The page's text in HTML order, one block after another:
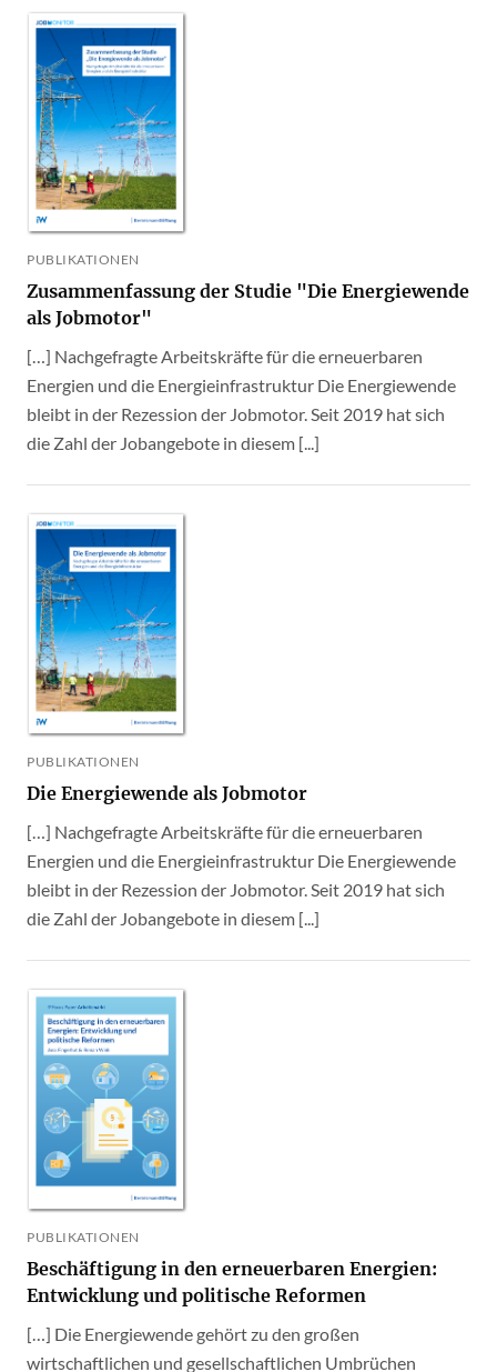
PUBLIKATIONEN
Zusammenfassung der Studie "Die Energiewende
als Jobmotor"
[…] Nachgefragte Arbeitskräfte für die erneuerbaren
Energien und die Energieinfrastruktur Die Energiewende
bleibt in der Rezession der Jobmotor. Seit 2019 hat sich
die Zahl der Jobangebote in diesem [...]
PUBLIKATIONEN
Die Energiewende als Jobmotor
[…] Nachgefragte Arbeitskräfte für die erneuerbaren
Energien und die Energieinfrastruktur Die Energiewende
bleibt in der Rezession der Jobmotor. Seit 2019 hat sich
die Zahl der Jobangebote in diesem [...]
PUBLIKATIONEN
Beschäftigung in den erneuerbaren Energien:
Entwicklung und politische Reformen
[…] Die Energiewende gehört zu den großen
wirtschaftlichen und gesellschaftlichen Umbrüchen